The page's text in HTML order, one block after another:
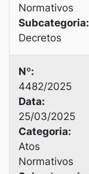
Normativos
Subcategoria:
Decretos
Nº:
4482/2025
Data:
25/03/2025
Categoria:
Atos
Normativos